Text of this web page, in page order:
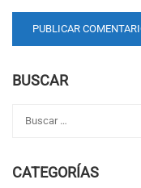
BUSCAR
CATEGORÍAS